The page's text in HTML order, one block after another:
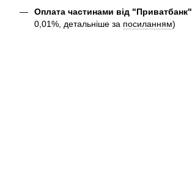
Оплата частинами від "Приватбанк"
0,01%, детальніше за посиланням)